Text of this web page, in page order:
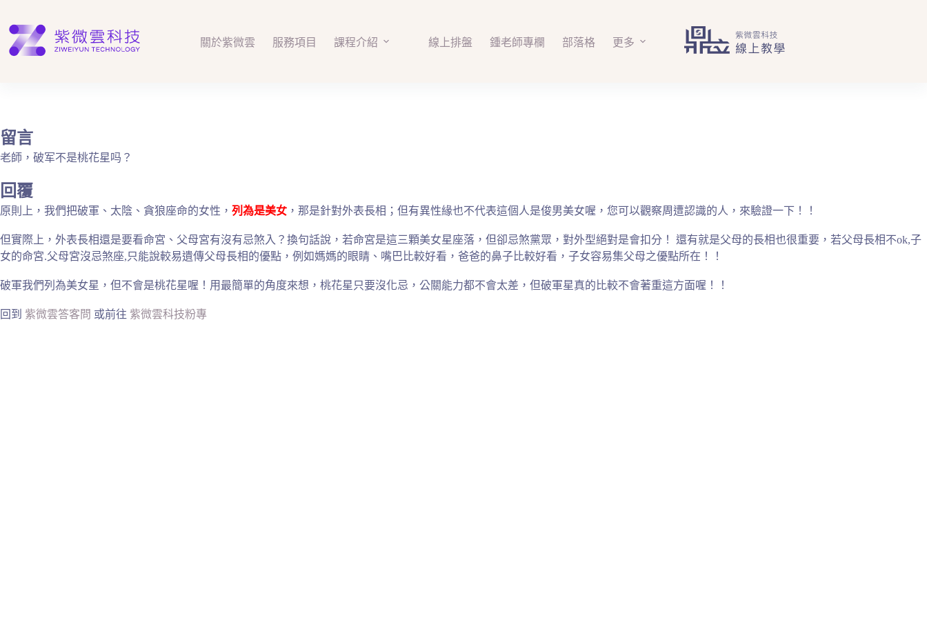
至
要
關於紫微雲 服務項目 課程介紹 線上排盤 鍾老師專欄 部落格 更多
留言
老師，破军不是桃花星吗？
回覆
原則上，我們把破軍、太陰、貪狼座命的女性， 列為是美女 ，那是針對外表長相；但有異性緣也不代表這個人是俊男美女喔，您可以觀察周遭認識的人，來驗證一下！！
但實際上，外表長相還是要看命宮、父母宮有沒有忌煞入？換句話說，若命宮是這三顆美女星座落，但卻忌煞黨眾，對外型絕對是會扣分！
還有就是父母的長相也很重要，若父母長相不ok,子
女的命宮.父母宮沒忌煞座,只能說較易遺傳父母長相的優點，例如媽媽的眼睛、嘴巴比較好看，爸爸的鼻子比較好看，子女容易集父母之優點所在！！
破軍我們列為美女星，但不會是桃花星喔！用最簡單的角度來想，桃花星只要沒化忌，公關能力都不會太差，但破軍星真的比較不會著重這方面喔！！
回到 紫微雲答客問 或前往 紫微雲科技粉專